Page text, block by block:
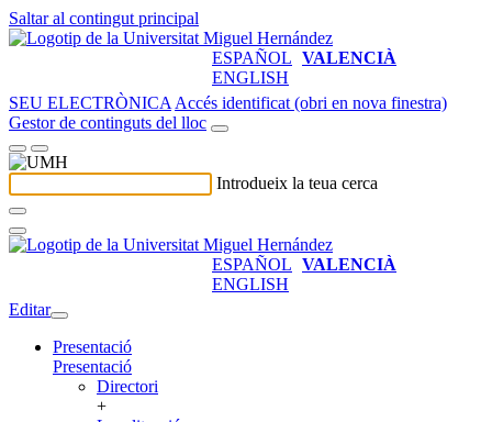
Saltar al contingut principal
ESPAÑOL VALENCIÀ
ENGLISH
SEU ELECTRÒNICA Accés identificat (obri en nova finestra)
Gestor de continguts del lloc
Introdueix la teua cerca
ESPAÑOL VALENCIÀ
ENGLISH
Editar
Presentació
Presentació
Directori
+